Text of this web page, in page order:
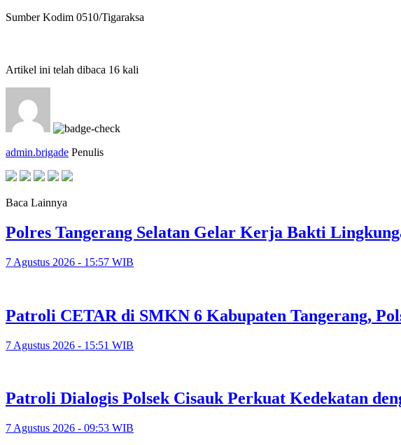
Sumber Kodim 0510/Tigaraksa
Artikel ini telah dibaca 16 kali
admin.brigade Penulis
Baca Lainnya
Polres Tangerang Selatan Gelar Kerja Bakti
7 Agustus 2026 - 15:57 WIB
Patroli CETAR di SMKN 6 Kabupaten Tangerang,
7 Agustus 2026 - 15:51 WIB
Patroli Dialogis Polsek Cisauk Perkuat Kedekatan
7 Agustus 2026 - 09:53 WIB